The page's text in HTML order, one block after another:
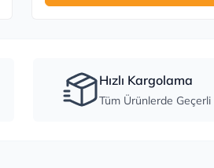
Hızlı Kargolama
Tüm Ürünlerde Geçerli